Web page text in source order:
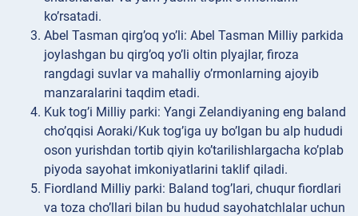
ko’rsatadi.
Abel Tasman qirg’oq yo’li: Abel Tasman Milliy parkida
joylashgan bu qirg’oq yo’li oltin plyajlar, firoza
rangdagi suvlar va mahalliy o’rmonlarning ajoyib
manzaralarini taqdim etadi.
Kuk tog’i Milliy parki: Yangi Zelandiyaning eng baland
cho’qqisi Aoraki/Kuk tog’iga uy bo’lgan bu alp hududi
oson yurishdan tortib qiyin ko’tarilishlargacha ko’plab
piyoda sayohat imkoniyatlarini taklif qiladi.
Fiordland Milliy parki: Baland tog’lari, chuqur fiordlari
va toza cho’llari bilan bu hudud sayohatchlalar uchun